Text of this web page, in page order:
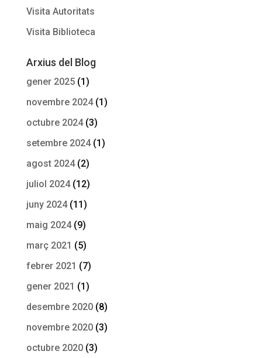
Visita Autoritats
Visita Biblioteca
Arxius del Blog
gener 2025(1)
novembre 2024(1)
octubre 2024(3)
setembre 2024(1)
agost 2024(2)
juliol 2024(12)
juny 2024(11)
maig 2024(9)
març 2021 (5)
febrer 2021 (7)
gener 2021 (1)
desembre 2020(8)
novembre 2020(3)
octubre 2020(3)